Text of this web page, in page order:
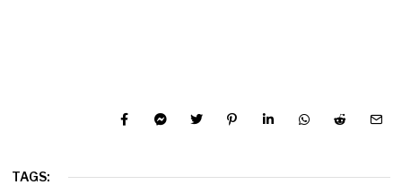
TAGS: